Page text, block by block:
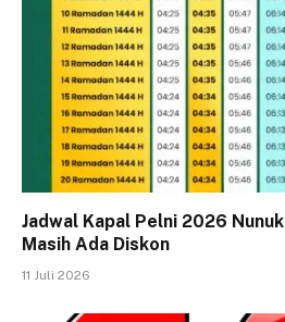
Jadwal Kapal Pelni 2026
Masih Ada Diskon
11 Juli 2026